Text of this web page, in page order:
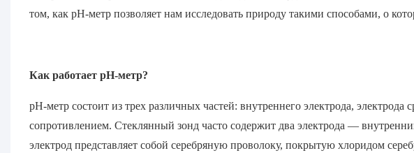
том, как pH-метр позволяет нам исследовать природу такими способами, о
Как работает pH-метр?
pH-метр состоит из трех различных частей: внутреннего электрода,
сопротивлением. Стеклянный зонд часто содержит два электрода —
электрод представляет собой серебряную проволоку, покрытую хлоридом